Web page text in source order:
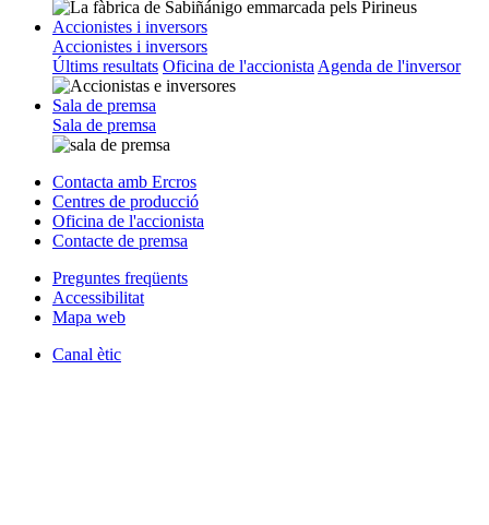
Accionistes i inversors
Accionistes i inversors
Últims resultats Oficina de l'accionista Agenda de l'inversor
Sala de premsa
Sala de premsa
Contacta amb Ercros
Centres de producció
Oficina de l'accionista
Contacte de premsa
Preguntes freqüents
Accessibilitat
Mapa web
Canal ètic